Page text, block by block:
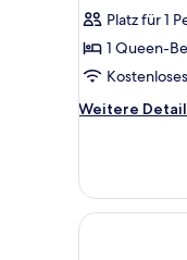
zur
(Cosy
Alm)
anzeigen
Platz für 1
1 Queen-
Weitere
Weitere
Doppelzimmer
zur
Einzelnutzung